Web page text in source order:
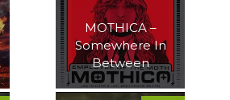
MOTHICA –
Somewhere In
Between